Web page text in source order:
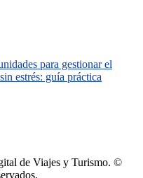
para gestionar el
estrés: guía práctica
de Viajes y Turismo. ©